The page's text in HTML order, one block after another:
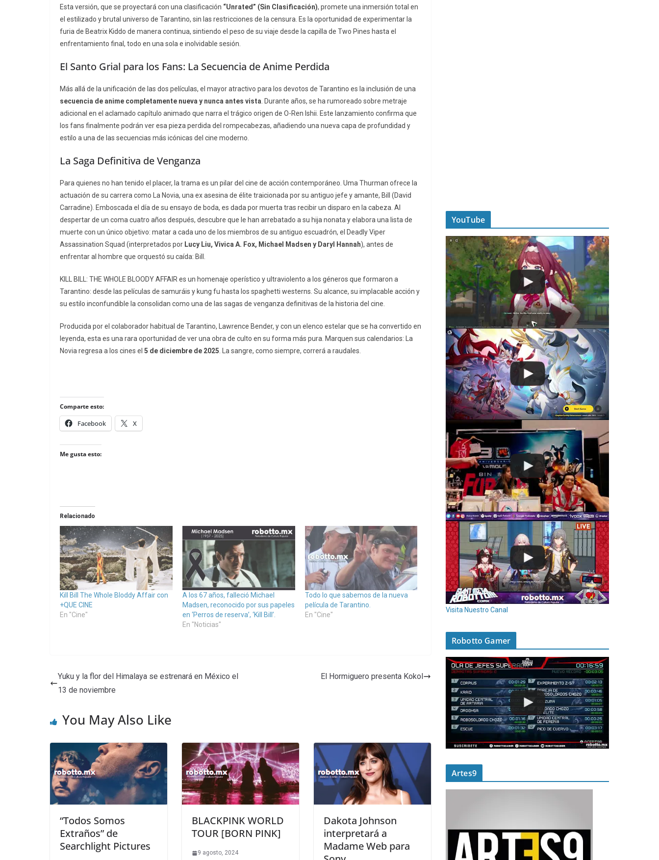
Esta versión, que se proyectará con una clasificación “Unrated” (Sin Clasificación), promete una inmersión total en
el estilizado y brutal universo de Tarantino, sin las restricciones de la censura. Es la oportunidad de experimentar la
furia de Beatrix Kiddo de manera continua, sintiendo el peso de su viaje desde la capilla de Two Pines hasta el
enfrentamiento final, todo en una sola e inolvidable sesión.
El Santo Grial para los Fans: La Secuencia de Anime Perdida
Más allá de la unificación de las dos películas, el mayor atractivo para los devotos de Tarantino es la inclusión de una
secuencia de anime completamente nueva y nunca antes vista . Durante años, se ha rumoreado sobre metraje
adicional en el aclamado capítulo animado que narra el trágico origen de O-Ren Ishii. Este lanzamiento confirma que
los fans finalmente podrán ver esa pieza perdida del rompecabezas, añadiendo una nueva capa de profundidad y
estilo a una de las secuencias más icónicas del cine moderno.
La Saga Definitiva de Venganza
Para quienes no han tenido el placer, la trama es un pilar del cine de acción contemporáneo. Uma Thurman ofrece la
actuación de su carrera como La Novia, una ex asesina de élite traicionada por su antiguo jefe y amante, Bill (David
Carradine). Emboscada el día de su ensayo de boda, es dada por muerta tras recibir un disparo en la cabeza. Al
despertar de un coma cuatro años después, descubre que le han arrebatado a su hija nonata y elabora una lista de
muerte con un único objetivo: matar a cada uno de los miembros de su antiguo escuadrón, el Deadly Viper
Assassination Squad (interpretados por Lucy Liu, Vivica A. Fox, Michael Madsen y Daryl Hannah), antes de
enfrentar al hombre que orquestó su caída: Bill.
KILL BILL: THE WHOLE BLOODY AFFAIR es un homenaje operístico y ultraviolento a los géneros que formaron a
Tarantino: desde las películas de samuráis y kung fu hasta los spaghetti westerns. Su alcance, su implacable acción y
su estilo inconfundible la consolidan como una de las sagas de venganza definitivas de la historia del cine.
Producida por el colaborador habitual de Tarantino, Lawrence Bender, y con un elenco estelar que se ha convertido en
leyenda, esta es una rara oportunidad de ver una obra de culto en su forma más pura. Marquen sus calendarios: La
Novia regresa a los cines el 5 de diciembre de 2025 . La sangre, como siempre, correrá a raudales.
Comparte esto:
Facebook X
Me gusta esto:
Relacionado
Kill Bill The Whole Bloddy Affair con
+QUE CINE
En "Cine"
A los 67 años, falleció Michael
Madsen, reconocido por sus papeles
en ‘Perros de reserva’, ‘Kill Bill’.
En "Noticias"
Todo lo que sabemos de la nueva
película de Tarantino.
En "Cine"
Yuku y la flor del Himalaya se estrenará en México el
13 de noviembre
El Hormiguero presenta Kokol
You May Also Like
“Todos Somos
Extraños” de
Searchlight Pictures
BLACKPINK WORLD
TOUR [BORN PINK]
9 agosto, 2024
Dakota Johnson
interpretará a
Madame Web para
YouTube
Visita Nuestro Canal
Robotto Gamer
Artes9